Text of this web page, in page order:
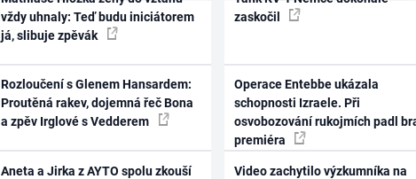
vždy uhnaly: Teď budu iniciátorem
já, slibuje zpěvák
Rozloučení s Glenem Hansardem:
Proutěná rakev, dojemná řeč Bona
a zpěv Irglové s Vedderem
Aneta a Jirka z AYTO spolu zkouší
zaskočil
Operace Entebbe ukázala
schopnosti Izraele. Při
osvobozování rukojmích padl
premiéra
Video zachytilo výzkumníka na